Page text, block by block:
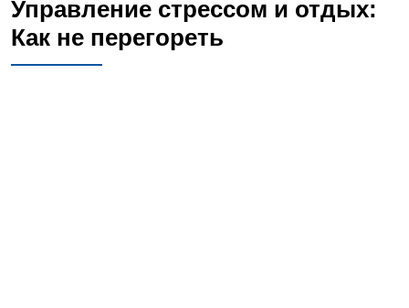
Управление стрессом и отдых:
Как не перегореть